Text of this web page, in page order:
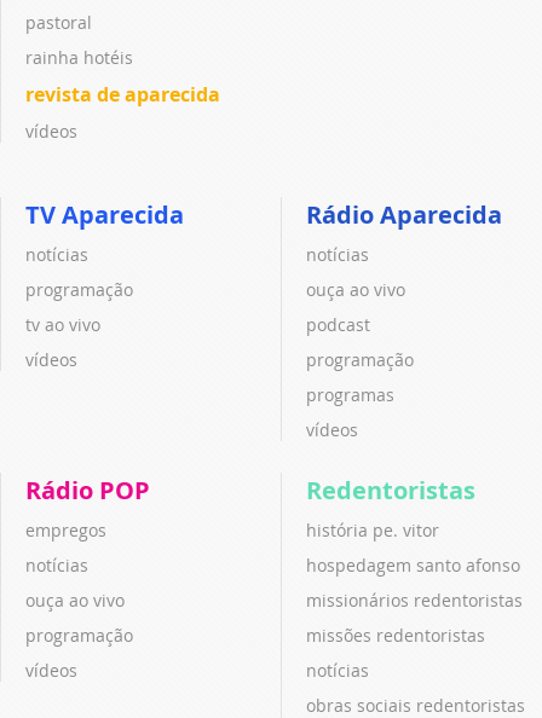
pastoral
rainha hotéis
revista de aparecida
vídeos
TV Aparecida
notícias
programação
tv ao vivo
vídeos
Rádio Aparecida
notícias
ouça ao vivo
podcast
programação
programas
vídeos
Rádio POP
empregos
notícias
ouça ao vivo
programação
vídeos
Redentoristas
história pe. vitor
hospedagem santo afonso
missionários redentoristas
missões redentoristas
notícias
obras sociais redentoristas